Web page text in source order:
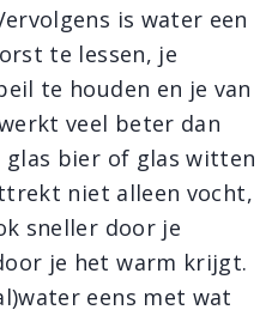
is water een
te lessen, je
te houden en je van
veel beter dan
bier of glas witten
niet alleen vocht,
sneller door je
je het warm krijgt.
eens met wat